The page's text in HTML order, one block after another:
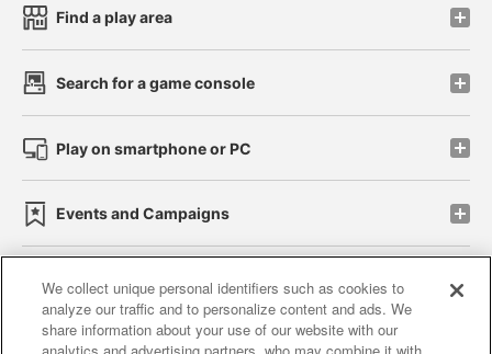
Find a play area
Search for a game console
Play on smartphone or PC
Events and Campaigns
Affiliate Sustainability site policy privacy policy
We collect unique personal identifiers such as cookies to
analyze our traffic and to personalize content and ads. We
share information about your use of our website with our